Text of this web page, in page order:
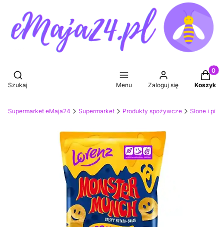
Otwórz wyszukiwarkę
Szukaj Menu Zaloguj się Koszyk
Supermarket eMaja24 Supermarket Produkty spożywcze Słone i